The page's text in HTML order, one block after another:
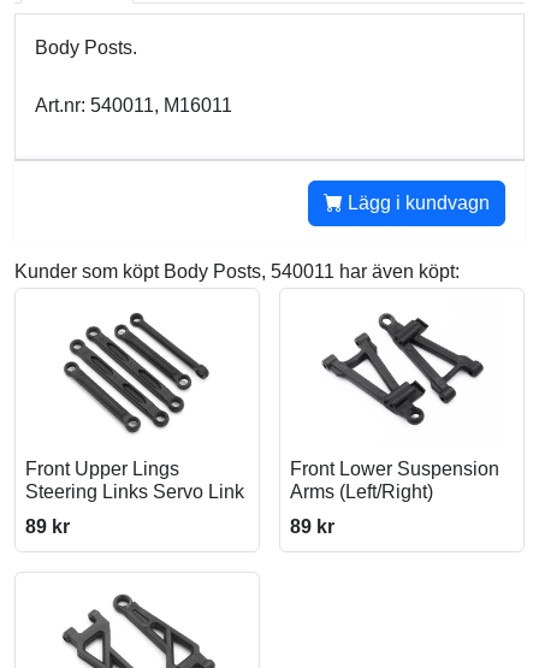
Body Posts.
Art.nr: 540011, M16011
Lägg i kundvagn
Kunder som köpt Body Posts, 540011 har även köpt:
Front Upper Lings
Steering Links Servo Link
89 kr
Front Lower Suspension
Arms (Left/Right)
89 kr